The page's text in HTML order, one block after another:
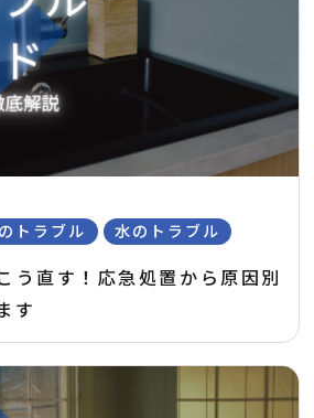
トラブル 水のトラブル
う直す！応急処置から原因別
す